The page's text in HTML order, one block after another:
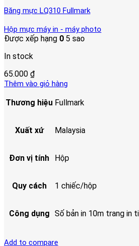
Băng mực LQ310 Fullmark
Hộp mực máy in - máy photo
Được xếp hạng 0 5 sao
In stock
65.000 ₫
Thêm vào giỏ hàng
Thương hiệu Fullmark
Xuất xứ Malaysia
Đơn vị tính Hộp
Quy cách 1 chiếc/hộp
Công dụng Số bản in 10m trang in
Add to compare